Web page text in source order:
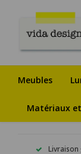
Meubles
Matériaux
Livraison